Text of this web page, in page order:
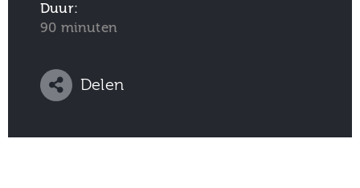
Duur:
90 minuten
Delen